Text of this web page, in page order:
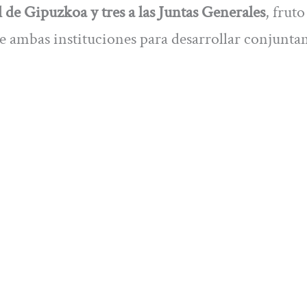
Gipuzkoa y tres a las Juntas Generales,
instituciones para desarrollar